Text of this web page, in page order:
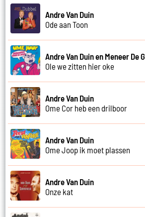
Andre Van Duin
Ode aan Toon
Andre Van Duin en Meneer De
Ole we zitten hier oke
Andre Van Duin
Ome Cor heb een drilboor
Andre Van Duin
Ome Joop ik moet plassen
Andre Van Duin
Onze kat